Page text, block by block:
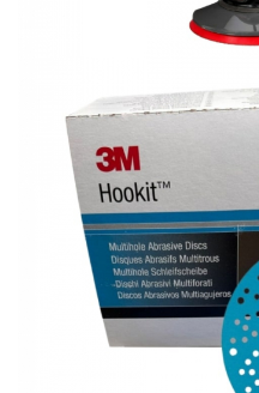
Sisteme si pahare PPS
Pahare de amestec
Curatare
Tinichigerie